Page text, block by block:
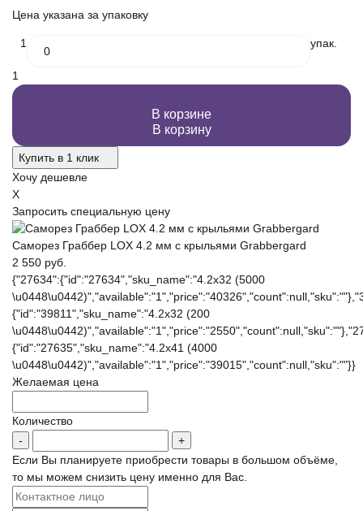
Цена указана за упаковку
1 упак.
1
В корзине
В корзину
Купить в 1 клик
Хочу дешевле
X
Запросить специальную цену
Саморез Граббер LOX 4.2 мм с крыльями Grabbergard
2 550 руб.
{"27634":{"id":"27634","sku_name":"4.2x32 (5000
{"id":"39811","sku_name":"4.2x32 (200
{"id":"27635","sku_name":"4.2x41 (4000
\u0448\u0442)","available":"1","price":"39015","count":null,"sku":""}}
Желаемая цена
Количество
Если Вы планируете приобрести товары в большом объёме,
то мы можем снизить цену именно для Вас.